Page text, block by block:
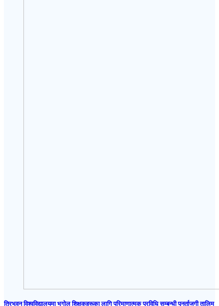
त्रिभुवन विश्वविद्यालयमा भूगोल शिक्षकहरूका लागि परिमाणात्मक प्रविधि सम्बन्धी पुनर्ताजगी तालिम